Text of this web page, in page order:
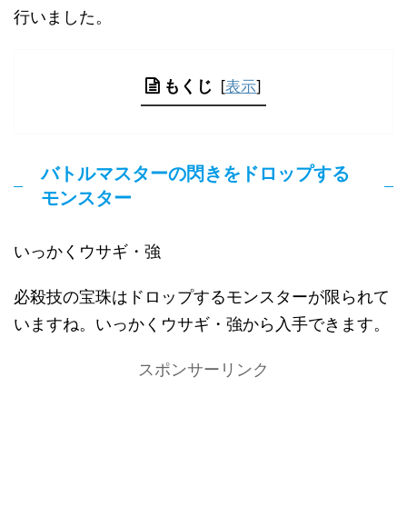
行いました。
もくじ [表示]
バトルマスターの閃きをドロップする
モンスター
いっかくウサギ・強
必殺技の宝珠はドロップするモンスターが限られて
いますね。いっかくウサギ・強から入手できます。
スポンサーリンク